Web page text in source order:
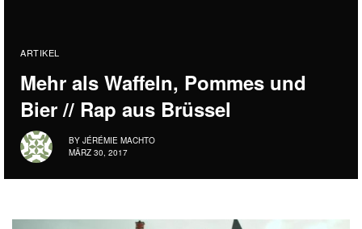
ARTIKEL
Mehr als Waffeln, Pommes und
Bier // Rap aus Brüssel
BY JÉRÉMIE MACHTO
MÄRZ 30, 2017